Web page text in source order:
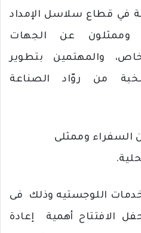
في قطاع سلاسل الإمداد
وممثلون عن الجهات
والمهتمين بتطوير
من روّاد الصناعة
السفراء وممثلى
.
اللوجستيه وذلك
فى
الافتتاح أهمية
إعادة